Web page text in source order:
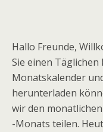
Hallo Freunde,
Sie einen Täglichen
Monatskalender
herunterladen
wir den
-Monats teilen.